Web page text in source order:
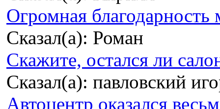
Огромная благодарность
Сказал(а): Роман
Скажите, остался ли
Сказал(а): павловский
Автоцентр оказался